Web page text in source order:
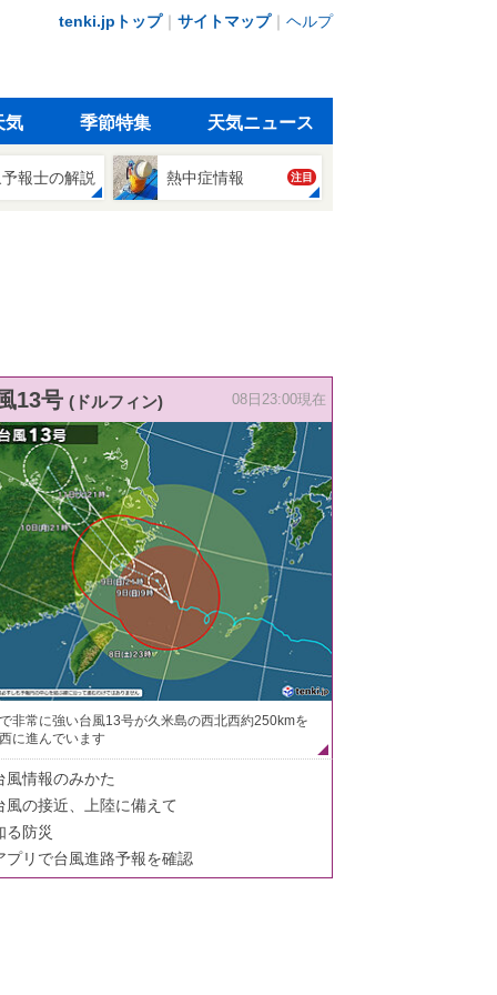
tenki.jpトップ｜ サイトマップ｜ ヘルプ
気 季節特集 天気ニュース
報士の解説 熱中症情報 注目
13号 (ドルフィン) 08日23:00現在
非常に強い台風13号が久米島の西北西約250kmを
に進んでいます
風情報のみかた
風の接近、上陸に備えて
る防災
プリで台風進路予報を確認